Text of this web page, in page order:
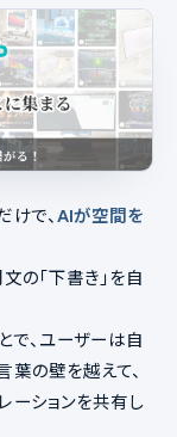
けで、AIが空間を
の「下書き」を自
、ユーザーは自
葉の壁を越えて、
ーションを共有し